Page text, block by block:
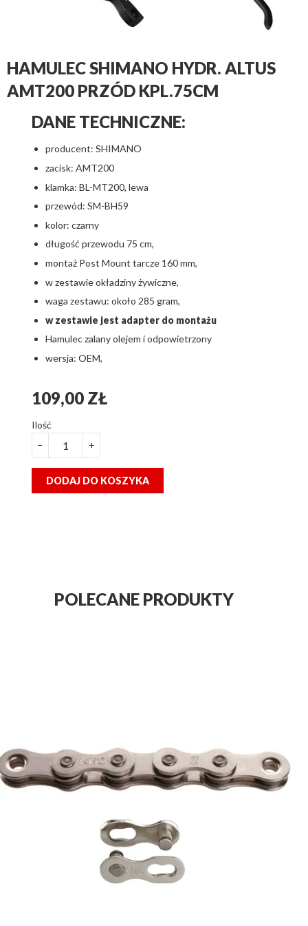
HAMULEC SHIMANO HYDR. ALTUS
AMT200 PRZÓD KPL.75CM
DANE TECHNICZNE:
producent: SHIMANO
zacisk: AMT200
klamka: BL-MT200, lewa
przewód: SM-BH59
kolor: czarny
długość przewodu 75 cm,
montaż Post Mount tarcze 160 mm,
w zestawie okładziny żywiczne,
waga zestawu: około 285 gram,
w zestawie jest adapter do montażu
Hamulec zalany olejem i odpowietrzony
wersja: OEM,
109,00 ZŁ
Ilość
−
+
DODAJ DO KOSZYKA
POLECANE PRODUKTY